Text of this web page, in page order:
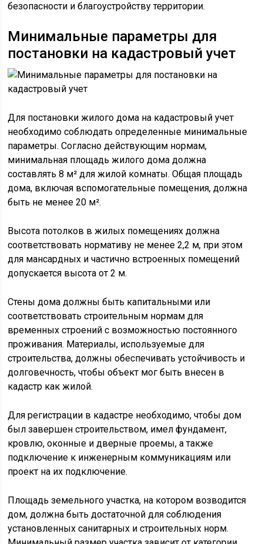
безопасности и благоустройству территории.
Минимальные параметры для
постановки на кадастровый учет
Для постановки жилого дома на кадастровый учет
необходимо соблюдать определенные минимальные
параметры. Согласно действующим нормам,
минимальная площадь жилого дома должна
составлять 8 м² для жилой комнаты. Общая площадь
дома, включая вспомогательные помещения, должна
быть не менее 20 м².
Высота потолков в жилых помещениях должна
соответствовать нормативу не менее 2,2 м, при этом
для мансардных и частично встроенных помещений
допускается высота от 2 м.
Стены дома должны быть капитальными или
соответствовать строительным нормам для
временных строений с возможностью постоянного
проживания. Материалы, используемые для
строительства, должны обеспечивать устойчивость и
долговечность, чтобы объект мог быть внесен в
кадастр как жилой.
Для регистрации в кадастре необходимо, чтобы дом
был завершен строительством, имел фундамент,
кровлю, оконные и дверные проемы, а также
подключение к инженерным коммуникациям или
проект на их подключение.
Площадь земельного участка, на котором возводится
дом, должна быть достаточной для соблюдения
установленных санитарных и строительных норм.